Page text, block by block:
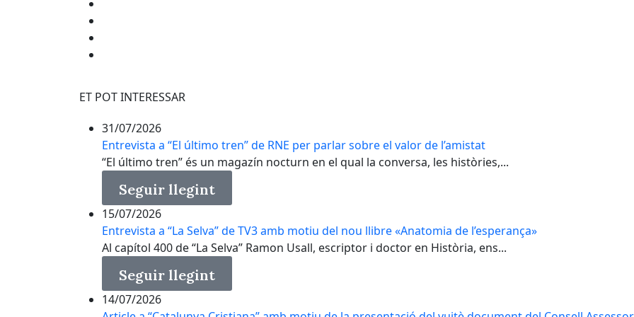
ET POT INTERESSAR
31/07/2026
Entrevista a “El último tren” de RNE per parlar sobre el valor de l’amistat
“El último tren” és un magazín nocturn en el qual la conversa, les històries,...
Seguir llegint
15/07/2026
Entrevista a “La Selva” de TV3 amb motiu del nou llibre «Anatomia de l’esperança»
Al capítol 400 de “La Selva” Ramon Usall, escriptor i doctor en Història, ens...
Seguir llegint
14/07/2026